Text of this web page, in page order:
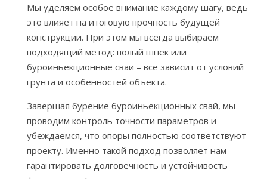
Мы уделяем особое внимание каждому шагу, ведь
это влияет на итоговую прочность будущей
конструкции. При этом мы всегда выбираем
подходящий метод: полый шнек или
буроиньекционные сваи – все зависит от условий
грунта и особенностей объекта.
Завершая бурение буроиньекционных свай, мы
проводим контроль точности параметров и
убеждаемся, что опоры полностью соответствуют
проекту. Именно такой подход позволяет нам
гарантировать долговечность и устойчивость